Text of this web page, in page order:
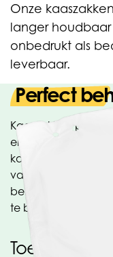
Onze
langer
onbedrukt als
leverbaar.
Perfect
Kaaszakken
en afmetingen.
van genieten. Het
behoud van je
te bedrukken.
Toepassingen